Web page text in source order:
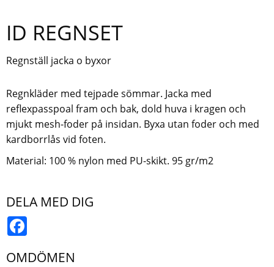
ID REGNSET
Regnställ jacka o byxor
Regnkläder med tejpade sömmar. Jacka med
reflexpasspoal fram och bak, dold huva i kragen och
mjukt mesh-foder på insidan. Byxa utan foder och med
kardborrlås vid foten.
Material: 100 % nylon med PU-skikt. 95 gr/m2
DELA MED DIG
OMDÖMEN